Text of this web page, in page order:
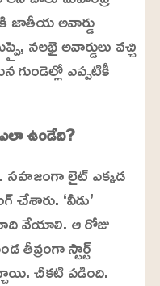
జాతీయ అవార్డు
నలభై అవార్డులు వచ్చి
ఎప్పటికీ
ఉండేది?
సహజంగా లైట్ ఎక్కడ
చేశారు. ‘వీడు’
వేయాలి. ఆ రోజు
తీవ్రంగా స్టార్ట్
చీకటి పడింది.